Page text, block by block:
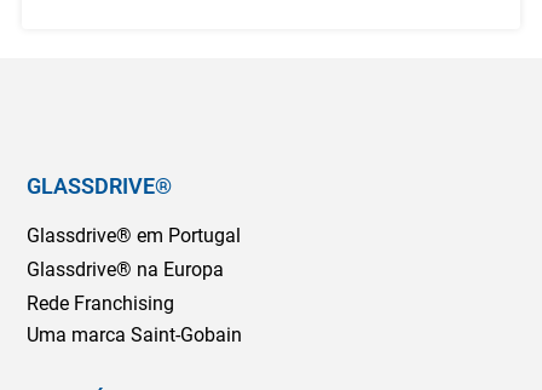
GLASSDRIVE®
Glassdrive® em Portugal
Glassdrive® na Europa
Rede Franchising
Uma marca Saint-Gobain